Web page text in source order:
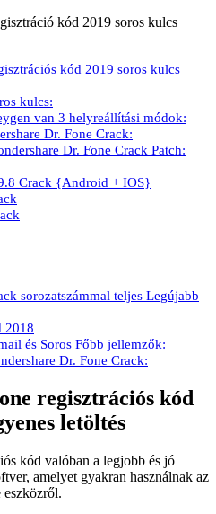
kód 2019 soros kulcs
kód 2019 soros kulcs
kulcs:
van 3 helyreállítási módok:
Dr. Fone Crack:
Dr. Fone Crack Patch:
Crack {Android + IOS}
sorozatszámmal teljes Legújabb
2018
és Soros Főbb jellemzők:
Dr. Fone Crack:
regisztrációs kód
letöltés
kód valóban a legjobb és jó
amelyet gyakran használnak az
eszközről.